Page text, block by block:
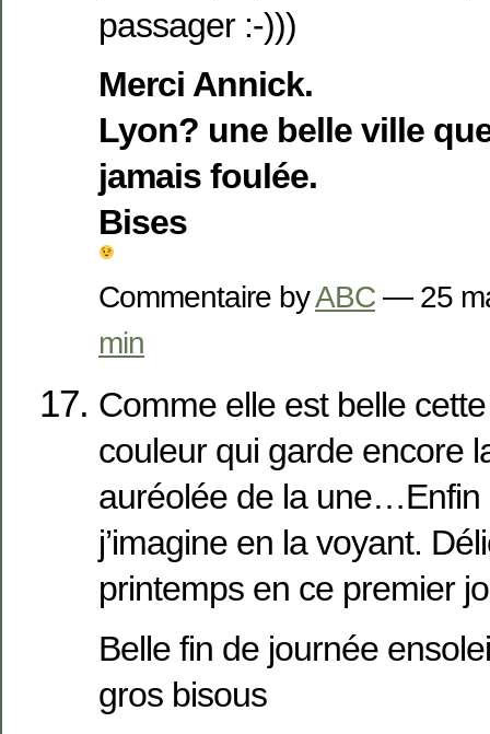
passager :-)))
Merci Annick.
Lyon? une belle ville
jamais foulée.
Bises
Commentaire byABC — 25
min
Comme elle est belle
couleur qui garde encore
auréolée de la une…Enfin
j’imagine en la voyant.
printemps en ce premier
Belle fin de journée
gros bisous